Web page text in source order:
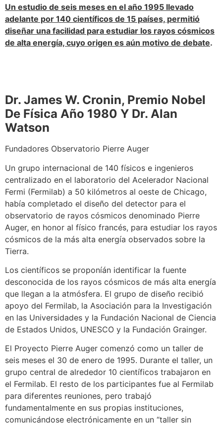
Un estudio de seis meses en el año 1995 llevado
adelante por 140 científicos de 15 países, permitió
diseñar una facilidad para estudiar los rayos cósmicos
de alta energía, cuyo origen es aún motivo de debate.
Dr. James W. Cronin, Premio Nobel
De Física Año 1980 Y Dr. Alan
Watson
Fundadores Observatorio Pierre Auger
Un grupo internacional de 140 físicos e ingenieros
centralizado en el laboratorio del Acelerador Nacional
Fermi (Fermilab) a 50 kilómetros al oeste de Chicago,
había completado el diseño del detector para el
observatorio de rayos cósmicos denominado Pierre
Auger, en honor al físico francés, para estudiar los rayos
cósmicos de la más alta energía observados sobre la
Tierra.
Los científicos se proponíán identificar la fuente
desconocida de los rayos cósmicos de más alta energía
que llegan a la atmósfera. El grupo de diseño recibió
apoyo del Fermilab, la Asociación para la Investigación
en las Universidades y la Fundación Nacional de Ciencia
de Estados Unidos, UNESCO y la Fundación Grainger.
El Proyecto Pierre Auger comenzó como un taller de
seis meses el 30 de enero de 1995. Durante el taller, un
grupo central de alrededor 10 científicos trabajaron en
el Fermilab. El resto de los participantes fue al Fermilab
para diferentes reuniones, pero trabajó
fundamentalmente en sus propias instituciones,
comunicándose electrónicamente en un “taller sin